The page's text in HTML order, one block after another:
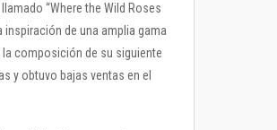
“Where the Wild Roses
inspiración de una amplia gama
composición de su siguiente
y obtuvo bajas ventas en el